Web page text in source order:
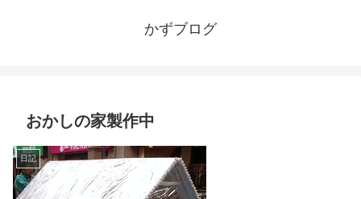
かずブログ
おかしの家製作中
日記